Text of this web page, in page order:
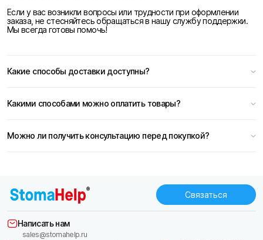
Если у вас возникли вопросы или трудности при оформлении
заказа, не стесняйтесь обращаться в нашу службу поддержки.
Мы всегда готовы помочь!
Какие способы доставки доступны?
Какими способами можно оплатить товары?
Можно ли получить консультацию перед покупкой?
Связаться
Написать нам
sales@stomahelp.ru